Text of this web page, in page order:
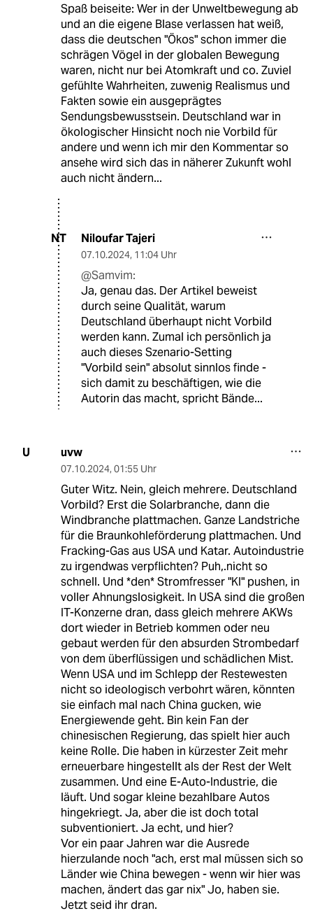
Spaß beiseite: Wer in der Unweltbewegung ab
und an die eigene Blase verlassen hat weiß,
dass die deutschen "Ökos" schon immer die
schrägen Vögel in der globalen Bewegung
waren, nicht nur bei Atomkraft und co. Zuviel
gefühlte Wahrheiten, zuwenig Realismus und
Fakten sowie ein ausgeprägtes
Sendungsbewusstsein. Deutschland war in
ökologischer Hinsicht noch nie Vorbild für
andere und wenn ich mir den Kommentar so
ansehe wird sich das in näherer Zukunft wohl
auch nicht ändern...
NT Niloufar Tajeri
07.10.2024, 11:04 Uhr
@Samvim:
Ja, genau das. Der Artikel beweist
durch seine Qualität, warum
Deutschland überhaupt nicht Vorbild
werden kann. Zumal ich persönlich ja
auch dieses Szenario-Setting
"Vorbild sein" absolut sinnlos finde -
sich damit zu beschäftigen, wie die
Autorin das macht, spricht Bände...
U uvw
07.10.2024, 01:55 Uhr
Guter Witz. Nein, gleich mehrere. Deutschland
Vorbild? Erst die Solarbranche, dann die
Windbranche plattmachen. Ganze Landstriche
für die Braunkohleförderung plattmachen. Und
Fracking-Gas aus USA und Katar. Autoindustrie
zu irgendwas verpflichten? Puh,.nicht so
schnell. Und *den* Stromfresser "KI" pushen, in
voller Ahnungslosigkeit. In USA sind die großen
IT-Konzerne dran, dass gleich mehrere AKWs
dort wieder in Betrieb kommen oder neu
gebaut werden für den absurden Strombedarf
von dem überflüssigen und schädlichen Mist.
Wenn USA und im Schlepp der Restewesten
nicht so ideologisch verbohrt wären, könnten
sie einfach mal nach China gucken, wie
Energiewende geht. Bin kein Fan der
chinesischen Regierung, das spielt hier auch
keine Rolle. Die haben in kürzester Zeit mehr
erneuerbare hingestellt als der Rest der Welt
zusammen. Und eine E-Auto-Industrie, die
läuft. Und sogar kleine bezahlbare Autos
hingekriegt. Ja, aber die ist doch total
subventioniert. Ja echt, und hier?
Vor ein paar Jahren war die Ausrede
hierzulande noch "ach, erst mal müssen sich so
Länder wie China bewegen - wenn wir hier was
machen, ändert das gar nix" Jo, haben sie.
Jetzt seid ihr dran.